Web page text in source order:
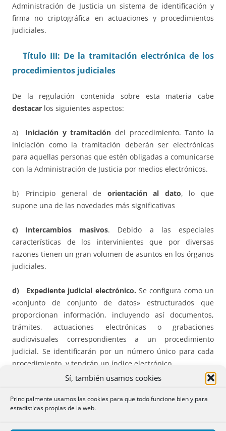
Sí, también usamos cookies
Principalmente usamos las cookies para que todo funcione bien y para
estadísticas propias de la web.
Administración de Justicia un sistema de identificación y
firma no criptográfica en actuaciones y procedimientos
judiciales.
Título III: De la tramitación electrónica de los
procedimientos judiciales
De la regulación contenida sobre esta materia cabe
destacar los siguientes aspectos:
a) Iniciación y tramitación del procedimiento. Tanto la
iniciación como la tramitación deberán ser electrónicas
para aquellas personas que estén obligadas a comunicarse
con la Administración de Justicia por medios electrónicos.
b) Principio general de orientación al dato, lo que
supone una de las novedades más significativas
c) Intercambios masivos. Debido a las especiales
características de los intervinientes que por diversas
razones tienen un gran volumen de asuntos en los órganos
judiciales.
d) Expediente judicial electrónico. Se configura como un
«conjunto de conjunto de datos» estructurados que
proporcionan información, incluyendo así documentos,
trámites, actuaciones electrónicas o grabaciones
audiovisuales correspondientes a un procedimiento
judicial. Se identificarán por un número único para cada
procedimiento, y tendrán un índice electrónico.
e) Documento judicial electrónico y copias auténticas.
Se presenta un nuevo concepto más amplio de documento
judicial electrónico. Deberá contener metadatos que